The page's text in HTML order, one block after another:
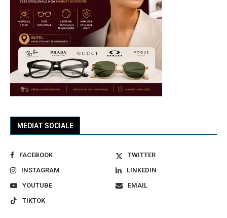
MEDIAT SOCIALE
FACEBOOK
TWITTER
INSTAGRAM
LINKEDIN
YOUTUBE
EMAIL
TIKTOK